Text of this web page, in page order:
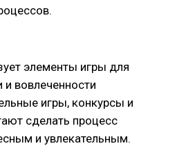
элементы игры для
вовлеченности
игры, конкурсы и
сделать процесс
и увлекательным.